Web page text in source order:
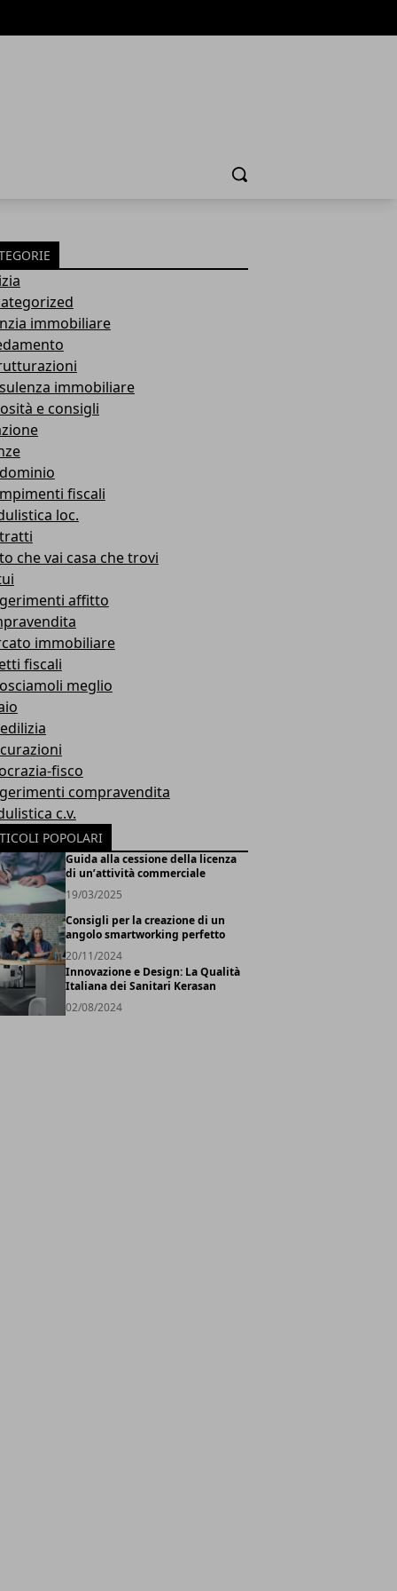
Cerca
immobiliare
immobiliare
e consigli
fiscali
loc.
che vai casa che trovi
affitto
immobiliare
fiscali
meglio
fisco
compravendita
c.v.
POPOLARI
Guida alla cessione della licenza
di un’attività commerciale
19/03/2025
Consigli per la creazione di un
angolo smartworking perfetto
20/11/2024
Innovazione e Design: La Qualità
Italiana dei Sanitari Kerasan
02/08/2024